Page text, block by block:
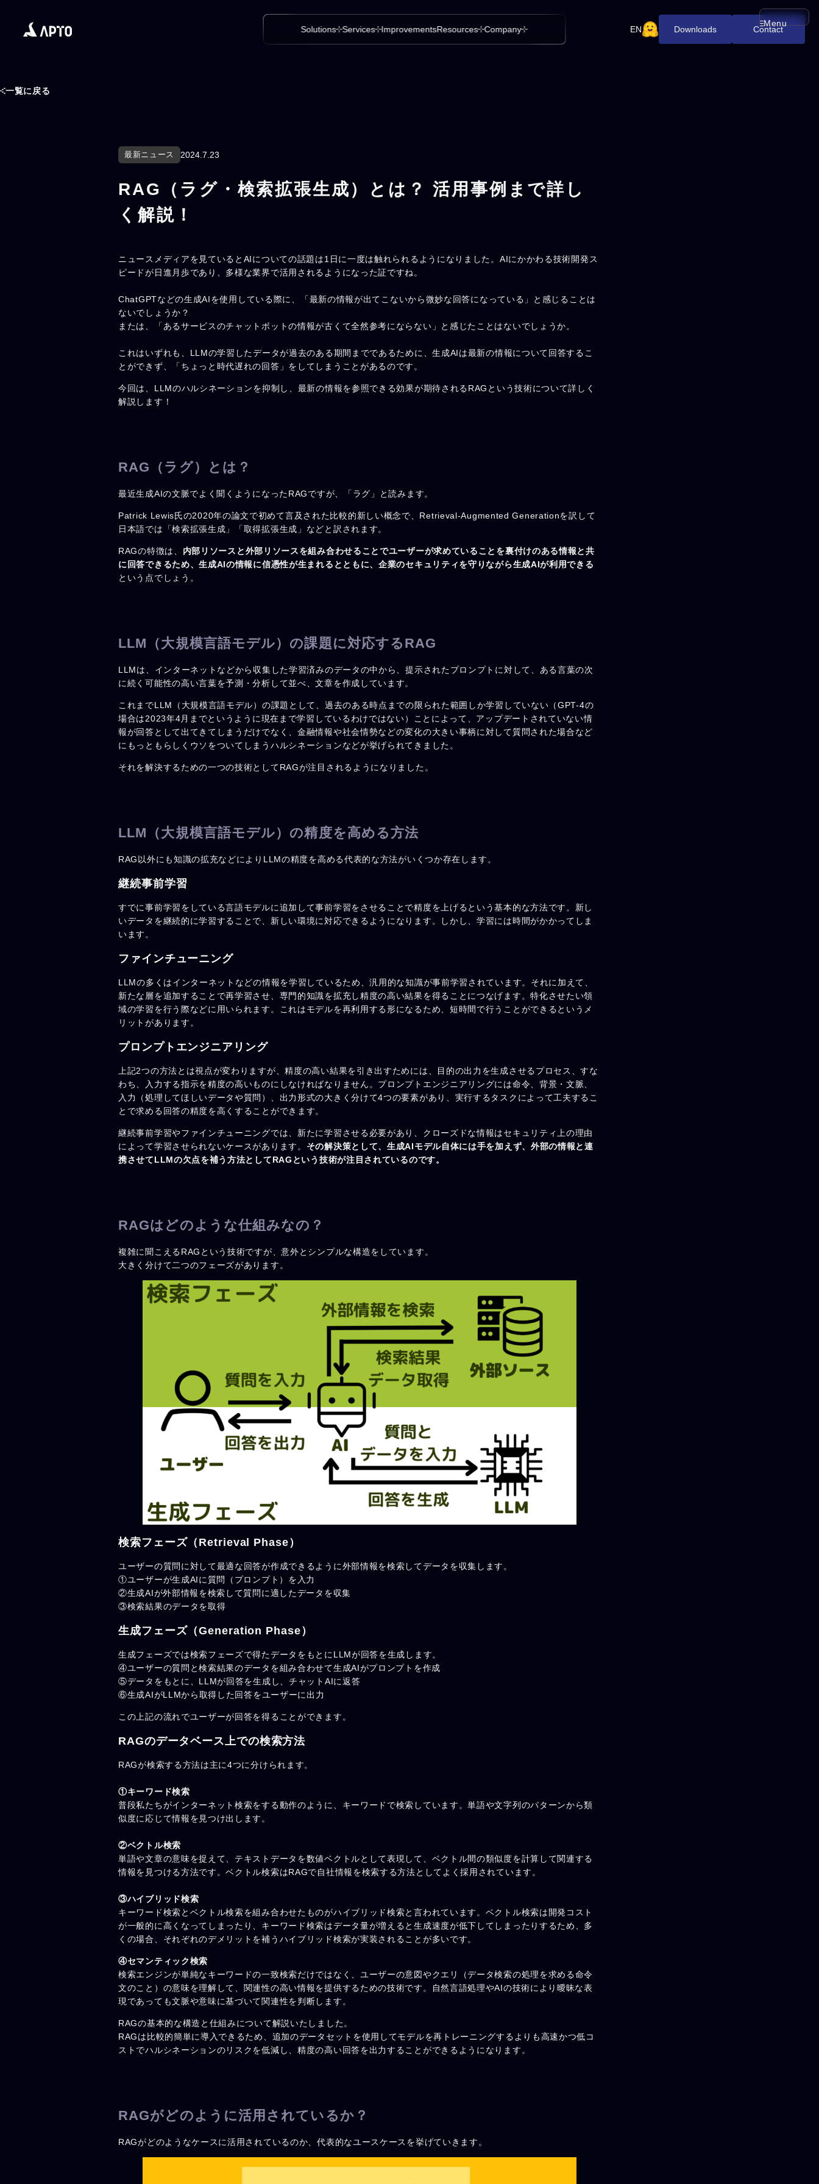
メニューを
Menu
Solutions Services ImprovementsResources Company EN Downloads Contact
一覧に戻る
最新ニュース 2024.7.23
RAG（ラグ・検索拡張生成）とは？ 活用事例まで詳し
く解説！
ニュースメディアを見ているとAIについての話題は1日に一度は触れられるようになりました。AIにかかわる技術開発ス
ピードが日進月歩であり、多様な業界で活用されるようになった証ですね。
ChatGPTなどの生成AIを使用している際に、「最新の情報が出てこないから微妙な回答になっている」と感じることは
ないでしょうか？
または、「あるサービスのチャットボットの情報が古くて全然参考にならない」と感じたことはないでしょうか。
これはいずれも、LLMの学習したデータが過去のある期間までであるために、生成AIは最新の情報について回答するこ
とができず、「ちょっと時代遅れの回答」をしてしまうことがあるのです。
今回は、LLMのハルシネーションを抑制し、最新の情報を参照できる効果が期待されるRAGという技術について詳しく
解説します！
RAG（ラグ）とは？
最近生成AIの文脈でよく聞くようになったRAGですが、「ラグ」と読みます。
Patrick Lewis氏の2020年の論文で初めて言及された比較的新しい概念で、Retrieval-Augmented Generationを訳して
日本語では「検索拡張生成」「取得拡張生成」などと訳されます。
RAGの特徴は、 内部リソースと外部リソースを組み合わせることでユーザーが求めていることを裏付けのある情報と共
に回答できるため、生成AIの情報に信憑性が生まれるとともに、企業のセキュリティを守りながら生成AIが利用できる
という点でしょう。
LLM（大規模言語モデル）の課題に対応するRAG
LLMは、インターネットなどから収集した学習済みのデータの中から、提示されたプロンプトに対して、ある言葉の次
に続く可能性の高い言葉を予測・分析して並べ、文章を作成しています。
これまでLLM（大規模言語モデル）の課題として、過去のある時点までの限られた範囲しか学習していない（GPT-4の
場合は2023年4月までというように現在まで学習しているわけではない）ことによって、アップデートされていない情
報が回答として出てきてしまうだけでなく、金融情報や社会情勢などの変化の大きい事柄に対して質問された場合など
にもっともらしくウソをついてしまうハルシネーションなどが挙げられてきました。
それを解決するための一つの技術としてRAGが注目されるようになりました。
LLM（大規模言語モデル）の精度を高める方法
RAG以外にも知識の拡充などによりLLMの精度を高める代表的な方法がいくつか存在します。
継続事前学習
すでに事前学習をしている言語モデルに追加して事前学習をさせることで精度を上げるという基本的な方法です。新し
いデータを継続的に学習することで、新しい環境に対応できるようになります。しかし、学習には時間がかかってしま
います。
ファインチューニング
LLMの多くはインターネットなどの情報を学習しているため、汎用的な知識が事前学習されています。それに加えて、
新たな層を追加することで再学習させ、専門的知識を拡充し精度の高い結果を得ることにつなげます。特化させたい領
域の学習を行う際などに用いられます。これはモデルを再利用する形になるため、短時間で行うことができるというメ
リットがあります。
プロンプトエンジニアリング
上記2つの方法とは視点が変わりますが、精度の高い結果を引き出すためには、目的の出力を生成させるプロセス、すな
わち、入力する指示を精度の高いものにしなければなりません。プロンプトエンジニアリングには命令、背景・文脈、
入力（処理してほしいデータや質問）、出力形式の大きく分けて4つの要素があり、実行するタスクによって工夫するこ
とで求める回答の精度を高くすることができます。
継続事前学習やファインチューニングでは、新たに学習させる必要があり、クローズドな情報はセキュリティ上の理由
によって学習させられないケースがあります。 その解決策として、生成AIモデル自体には手を加えず、外部の情報と連
携させてLLMの欠点を補う方法としてRAGという技術が注目されているのです。
RAGはどのような仕組みなの？
複雑に聞こえるRAGという技術ですが、意外とシンプルな構造をしています。
大きく分けて二つのフェーズがあります。
検索フェーズ（Retrieval Phase）
ユーザーの質問に対して最適な回答が作成できるように外部情報を検索してデータを収集します。
①ユーザーが生成AIに質問（プロンプト）を入力
②生成AIが外部情報を検索して質問に適したデータを収集
③検索結果のデータを取得
生成フェーズ（Generation Phase）
生成フェーズでは検索フェーズで得たデータをもとにLLMが回答を生成します。
④ユーザーの質問と検索結果のデータを組み合わせて生成AIがプロンプトを作成
⑤データをもとに、LLMが回答を生成し、チャットAIに返答
⑥生成AIがLLMから取得した回答をユーザーに出力
この上記の流れでユーザーが回答を得ることができます。
RAGのデータベース上での検索方法
RAGが検索する方法は主に4つに分けられます。
①キーワード検索
普段私たちがインターネット検索をする動作のように、キーワードで検索しています。単語や文字列のパターンから類
似度に応じて情報を見つけ出します。
②ベクトル検索
単語や文章の意味を捉えて、テキストデータを数値ベクトルとして表現して、ベクトル間の類似度を計算して関連する
情報を見つける方法です。ベクトル検索はRAGで自社情報を検索する方法としてよく採用されています。
③ハイブリッド検索
キーワード検索とベクトル検索を組み合わせたものがハイブリッド検索と言われています。ベクトル検索は開発コスト
が一般的に高くなってしまったり、キーワード検索はデータ量が増えると生成速度が低下してしまったりするため、多
くの場合、それぞれのデメリットを補うハイブリッド検索が実装されることが多いです。
④セマンティック検索
検索エンジンが単純なキーワードの一致検索だけではなく、ユーザーの意図やクエリ（データ検索の処理を求める命令
文のこと）の意味を理解して、関連性の高い情報を提供するための技術です。自然言語処理やAIの技術により曖昧な表
現であっても文脈や意味に基づいて関連性を判断します。
RAGの基本的な構造と仕組みについて解説いたしました。
RAGは比較的簡単に導入できるため、追加のデータセットを使用してモデルを再トレーニングするよりも高速かつ低コ
ストでハルシネーションのリスクを低減し、精度の高い回答を出力することができるようになります。
RAGがどのように活用されているか？
RAGがどのようなケースに活用されているのか、代表的なユースケースを挙げていきます。